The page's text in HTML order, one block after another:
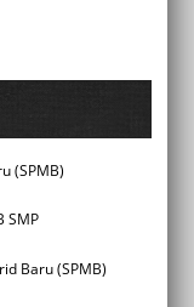
(SPMB)
SMP
Baru (SPMB)